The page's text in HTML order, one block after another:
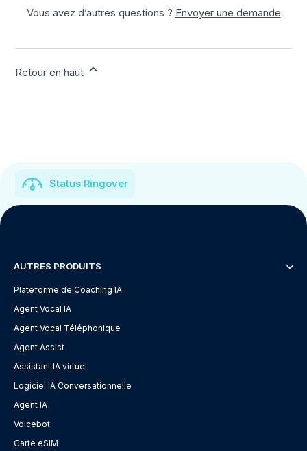
Vous avez d’autres questions ? Envoyer une demande
Retour en haut
Status Ringover
AUTRES PRODUITS
Plateforme de Coaching IA
Agent Vocal IA
Agent Vocal Téléphonique
Agent Assist
Assistant IA virtuel
Logiciel IA Conversationnelle
Agent IA
Voicebot
Carte eSIM